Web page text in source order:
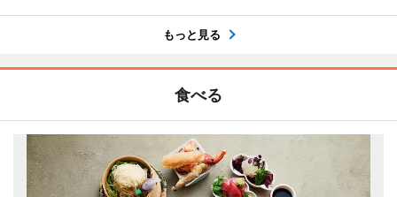
もっと見る
食べる